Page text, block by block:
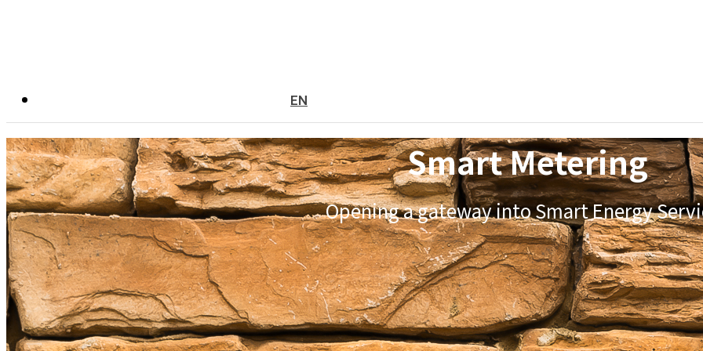
EN
Smart Metering
Opening a gateway into Smart Energy